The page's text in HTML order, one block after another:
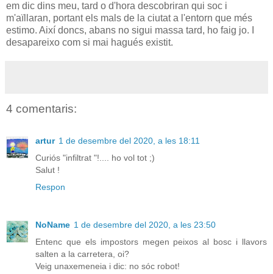
em dic dins meu, tard o d'hora descobriran qui soc i
m'aïllaran, portant els mals de la ciutat a l'entorn que més
estimo. Així doncs, abans no sigui massa tard, ho faig jo. I
desapareixo com si mai hagués existit.
4 comentaris:
artur 1 de desembre del 2020, a les 18:11
Curiós "infiltrat "!.... ho vol tot ;)
Salut !
Respon
NoName 1 de desembre del 2020, a les 23:50
Entenc que els impostors megen peixos al bosc i llavors
salten a la carretera, oi?
Veig unaxemeneia i dic: no sóc robot!